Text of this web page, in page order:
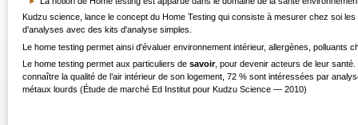
Kudzu science, lance le concept du Home Testing qui consiste à mesurer chez soi
d'analyses avec des kits d'analyse simples.
Le home testing permet ainsi d'évaluer environnement intérieur, allergènes,
Le home testing permet aux particuliers de savoir, pour devenir acteurs de leur
connaître la qualité de l’air intérieur de son logement, 72 % sont intéressées par
métaux lourds (Étude de marché Ed Institut pour Kudzu Science — 2010)